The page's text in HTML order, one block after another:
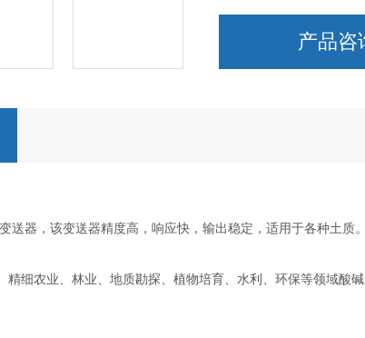
产品咨
送器，该变送器精度高，响应快，输出稳定，适用于各种土
细农业、林业、地质勘探、植物培育、水利、环保等领域酸碱